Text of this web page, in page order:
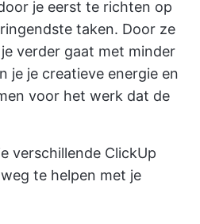
je eerst te richten op
taken. Door ze
verder gaat met minder
je je creatieve energie en
voor het werk dat de
verschillende ClickUp
te helpen met je